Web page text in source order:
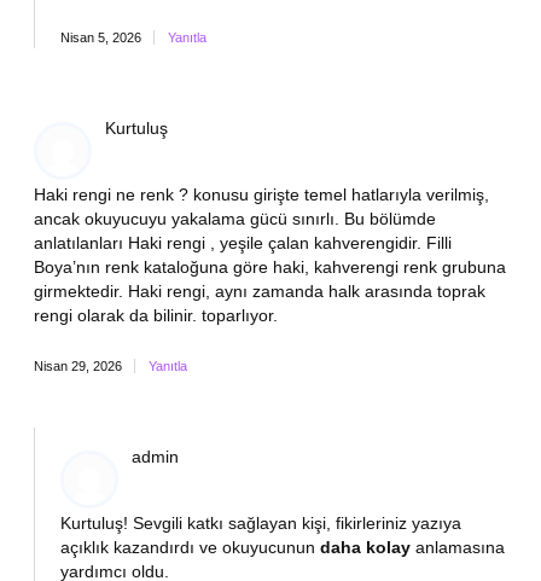
Nisan 5, 2026 Yanıtla
Kurtuluş
Haki rengi ne renk ? konusu girişte temel hatlarıyla verilmiş,
ancak okuyucuyu yakalama gücü sınırlı. Bu bölümde
anlatılanları Haki rengi , yeşile çalan kahverengidir. Filli
Boya’nın renk kataloğuna göre haki, kahverengi renk grubuna
girmektedir. Haki rengi, aynı zamanda halk arasında toprak
rengi olarak da bilinir. toparlıyor.
Nisan 29, 2026 Yanıtla
admin
Kurtuluş! Sevgili katkı sağlayan kişi, fikirleriniz yazıya
açıklık kazandırdı ve okuyucunun daha kolay anlamasına
yardımcı oldu.